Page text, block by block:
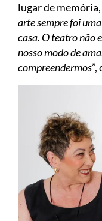
lugar de
arte sempre foi
casa. O teatro não
nosso modo de
compreendermos